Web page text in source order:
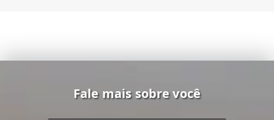
Fale mais sobre você